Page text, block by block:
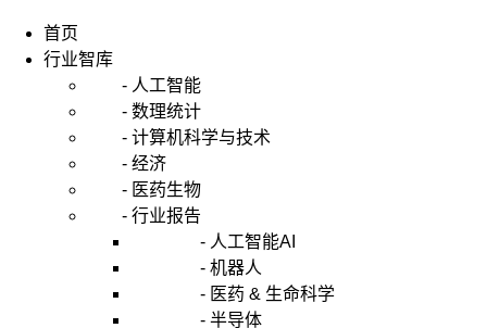
首页
行业智库
- 人工智能
- 数理统计
- 计算机科学与技术
- 经济
- 医药生物
- 行业报告
- 人工智能AI
- 机器人
- 医药 & 生命科学
- 半导体